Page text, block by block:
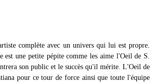
complète avec un univers qui lui est propre.
est une petite pépite comme les aime l'Oeil de S.
son public et le succès qu'il mérite. L'Oeil de
pour ce tour de force ainsi que toute l'équipe